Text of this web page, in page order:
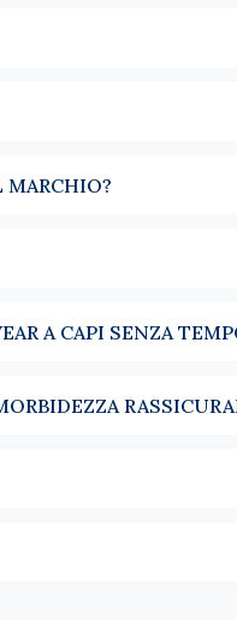
il collo e la cravatta. È
look semplice.
nel guardaroba
MARCHIO?
A CAPI SENZA